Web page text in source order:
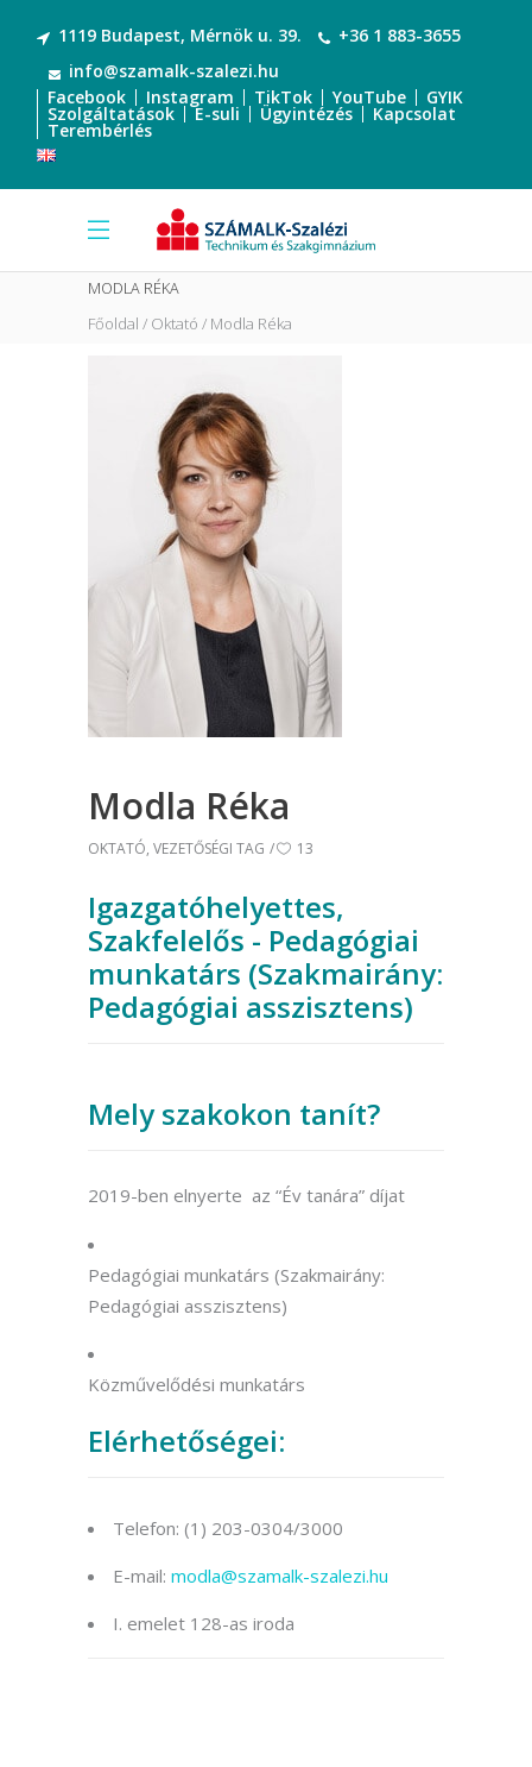
1119 Budapest, Mérnök u. 39.
+36 1 883-3655
info@szamalk-szalezi.hu
Facebook
Instagram TikTok YouTube GYIK
Szolgáltatások E-suli Ügyintézés Kapcsolat
Terembérlés
MODLA RÉKA
Főoldal Oktató Modla Réka
Modla Réka
OKTATÓ, VEZETŐSÉGI TAG 13
Igazgatóhelyettes,
Szakfelelős - Pedagógiai
munkatárs (Szakmairány:
Pedagógiai asszisztens)
Mely szakokon tanít?
2019-ben elnyerte az “Év tanára” díjat
Pedagógiai munkatárs (Szakmairány:
Pedagógiai asszisztens)
Közművelődési munkatárs
Elérhetőségei:
Telefon: (1) 203-0304/3000
E-mail: modla@szamalk-szalezi.hu
I. emelet 128-as iroda